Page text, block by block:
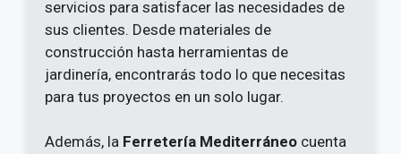
servicios para satisfacer las necesidades de
sus clientes. Desde materiales de
construcción hasta herramientas de
jardinería, encontrarás todo lo que necesitas
para tus proyectos en un solo lugar.
Además, la Ferretería Mediterráneo cuenta